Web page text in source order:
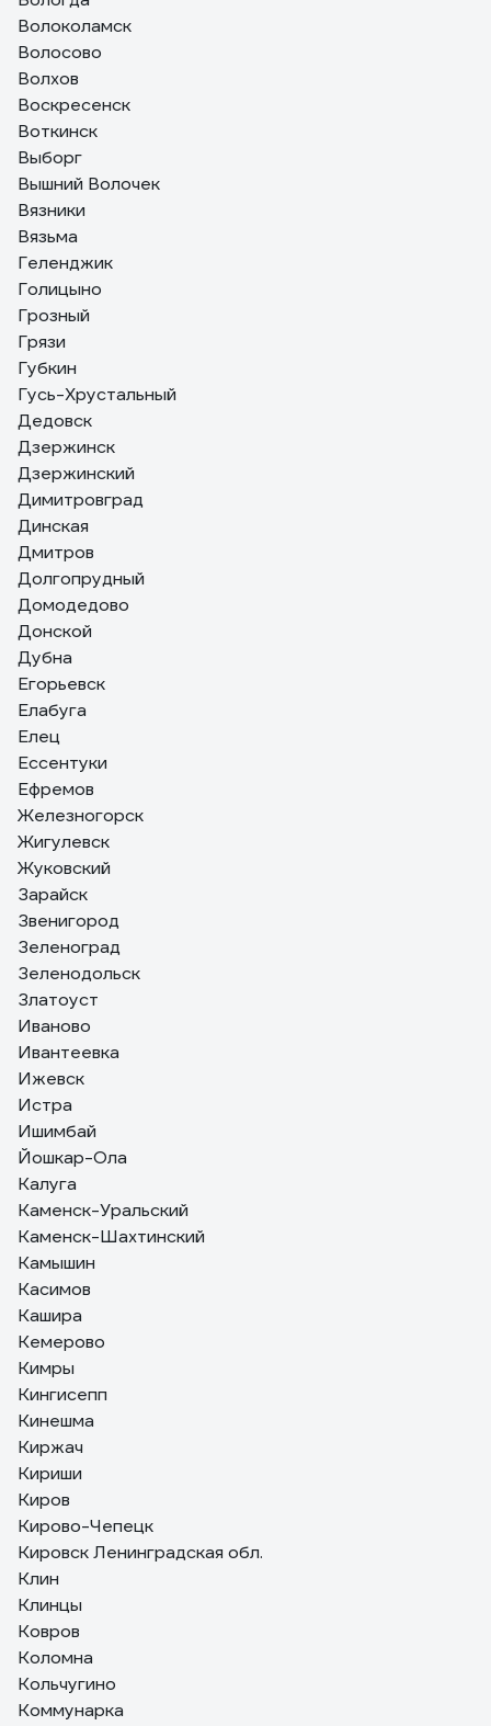
Волоколамск
Волосово
Волхов
Воскресенск
Воткинск
Выборг
Вышний Волочек
Вязники
Вязьма
Геленджик
Голицыно
Грозный
Грязи
Губкин
Гусь-Хрустальный
Дедовск
Дзержинск
Дзержинский
Димитровград
Динская
Дмитров
Долгопрудный
Домодедово
Донской
Дубна
Егорьевск
Елабуга
Елец
Ессентуки
Ефремов
Железногорск
Жигулевск
Жуковский
Зарайск
Звенигород
Зеленоград
Зеленодольск
Златоуст
Иваново
Ивантеевка
Ижевск
Истра
Ишимбай
Йошкар-Ола
Калуга
Каменск-Уральский
Каменск-Шахтинский
Камышин
Касимов
Кашира
Кемерово
Кимры
Кингисепп
Кинешма
Киржач
Кириши
Киров
Кирово-Чепецк
Кировск Ленинградская обл.
Клин
Клинцы
Ковров
Коломна
Кольчугино
Коммунарка